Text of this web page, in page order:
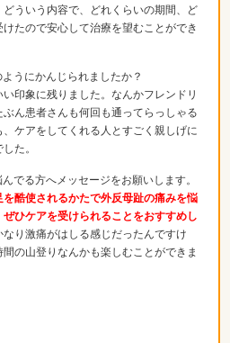
ういう内容で、どれくらいの期間、ど
たので安心して治療を望むことができ
うにかんじられましたか？
印象に残りました。なんかフレンドリ
ん患者さんも何回も通ってらっしゃる
ケアをしてくれる人とすごく親しげに
た。
でる方へメッセージをお願いします。
酷使されるかたで外反母趾の痛みを悩
ひケアを受けられることをおすすめし
り激痛がはしる感じだったんですけ
の山登りなんかも楽しむことができま